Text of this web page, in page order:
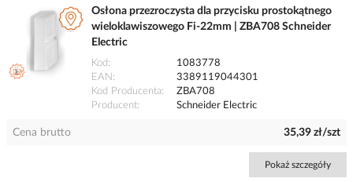
Osłona przezroczysta dla przycisku prostokątnego
wieloklawiszowego Fi-22mm | ZBA708 Schneider
Electric
Kod
1083778
EAN
3389119044301
Kod Producenta
ZBA708
Producent
Schneider Electric
Cena brutto 35,39 zł/szt
Pokaż szczegóły